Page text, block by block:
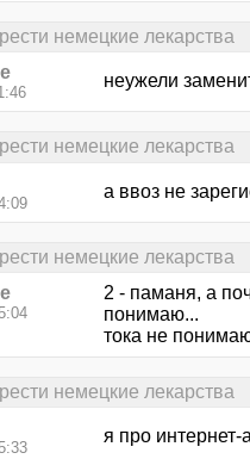
немецкие лекарства
неужели
немецкие лекарства
а ввоз не
немецкие лекарства
2 - паманя, а
понимаю...
тока не
немецкие лекарства
я про интернет-